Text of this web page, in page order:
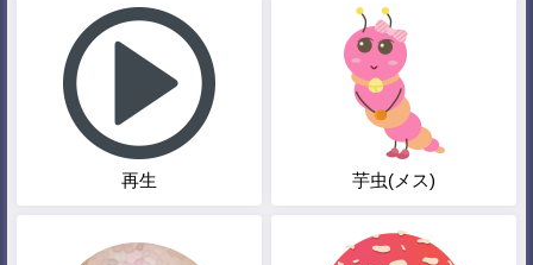
再生 芋虫(メス)